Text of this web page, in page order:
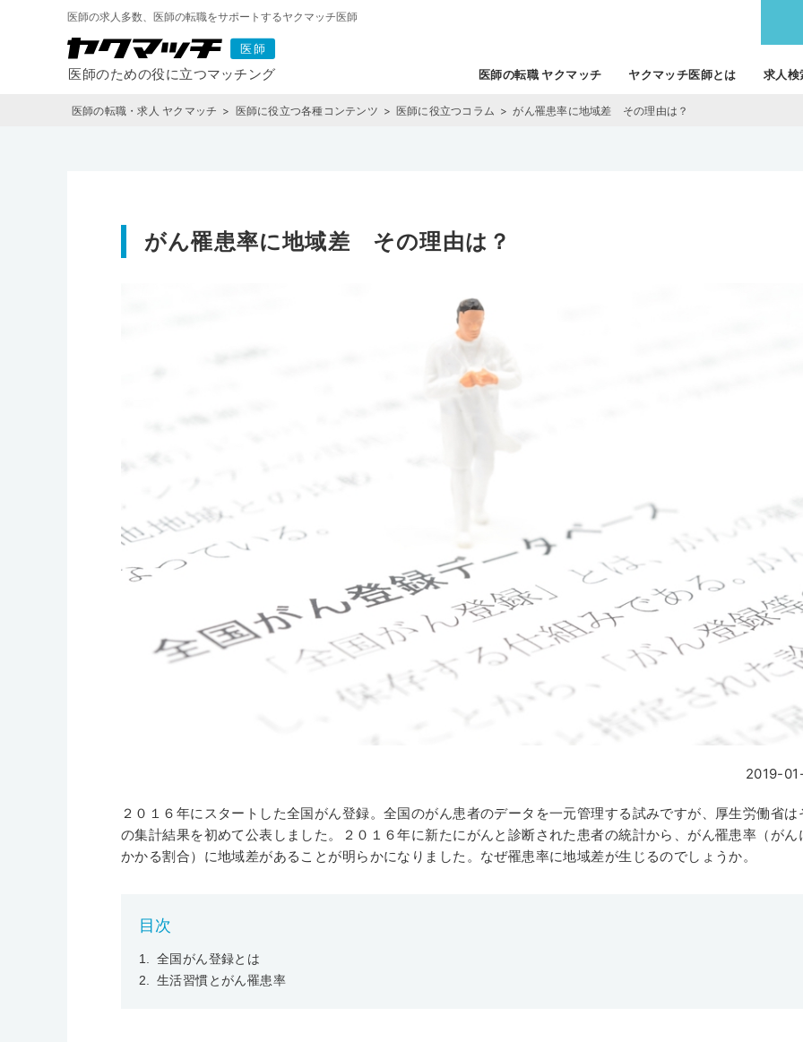
医師の求人多数、医師の転職をサポートするヤクマッチ医師
医師の転職 ヤクマッチ ヤクマッチ医師とは 求人検
医師の転職・求人 ヤクマッチ 医師に役立つ各種コンテンツ 医師に役立つコラム がん罹患率に地域差 その理由は？
がん罹患率に地域差 その理由は？
2019-
２０１６年にスタートした全国がん登録。全国のがん患者のデータを一元管理する試みですが、厚生労働省は
の集計結果を初めて公表しました。２０１６年に新たにがんと診断された患者の統計から、がん罹患率（がん
かかる割合）に地域差があることが明らかになりました。なぜ罹患率に地域差が生じるのでしょうか。
目次
全国がん登録とは
生活習慣とがん罹患率